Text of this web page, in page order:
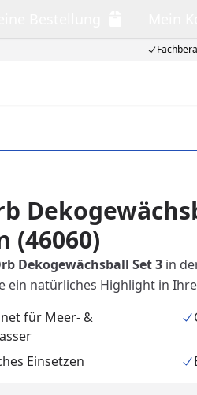
(46060)
Dekogewächsball Set 3 in
ein natürliches Highlight in
für Meer- &
Einsetzen